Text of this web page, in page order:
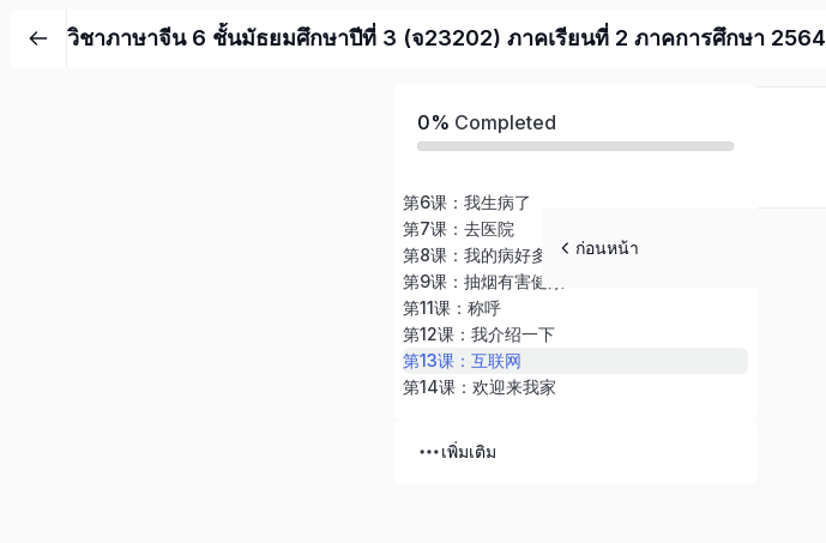
วิชาภาษาจีน 6 ชั้นมัธยมศึกษาปีที่ 3 (จ23202) ภาคเรียนที่ 2 ภาคการศึกษา 2564
0% Completed
第6课：我生病了
第7课：去医院
第8课：我的病好多了
第9课：抽烟有害健康
第11课：称呼
第12课：我介绍一下
第13课：互联网
第14课：欢迎来我家
เพิ่มเติม
ก่อนหน้า